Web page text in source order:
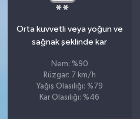
Orta kuvvetli veya yoğun ve
sağnak şeklinde kar
Nem: %90
Rüzgar: 7 km/h
Yağış Olasılığı: %79
Kar Olasılığı: %46